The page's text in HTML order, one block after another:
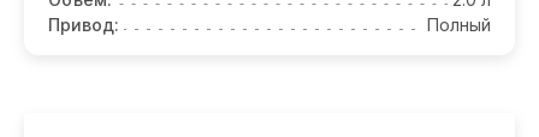
Привод:
Полный